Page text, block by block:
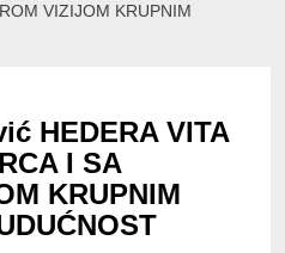
VIZIJOM KRUPNIM
HEDERA VITA
I SA
KRUPNIM